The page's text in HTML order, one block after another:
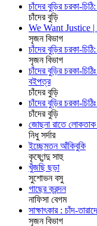
চাঁদের বুড়ির চরকা-
চাঁদের বুড়ি
We Want Justice |
সৃজন বিভাগ
চাঁদের বুড়ির চরকা-
সৃজন বিভাগ
চাঁদের বুড়ির চরকা-
বইপত্র
চাঁদের বুড়ি
চাঁদের বুড়ির চরকা-
চাঁদের বুড়ি
জোছনা রাতে লোকতাক
নিধু সর্দার
ইচ্ছেমতন আঁকিবুকি
কৃষ্ণেন্দু সাহু
খুঁজছি ছড়া
সুশোভন বসু
গাছের ক্রন্দন
নাফিসা বেগম
সাক্ষাৎকার : চাঁদ-
সৃজন বিভাগ